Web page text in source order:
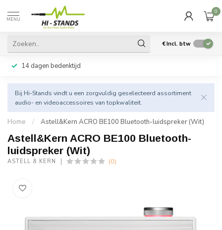
MENU
0
€Incl. btw
14 dagen bedenktijd
Bij Hi-Stands vindt u een zorgvuldig geselecteerd assortiment
audio- en videoaccessoires van topkwaliteit.
Home / Astell&Kern ACRO BE100 Bluetooth-luidspreker (Wit)
Astell&Kern ACRO BE100 Bluetooth-
luidspreker (Wit)
ASTELL & KERN (0)